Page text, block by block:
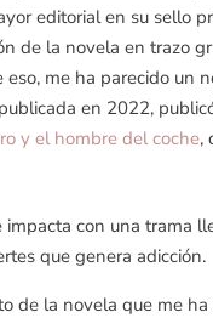
editorial en su sello
de la novela en trazo
me ha parecido un
en 2022,
y el hombre del coche,
impacta con una trama
que genera adicción.
de la novela que me